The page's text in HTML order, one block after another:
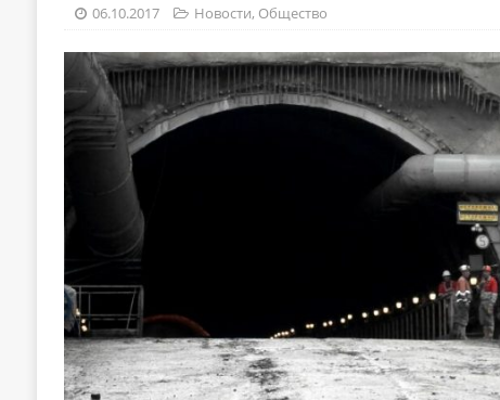
06.10.2017 Новости, Общество